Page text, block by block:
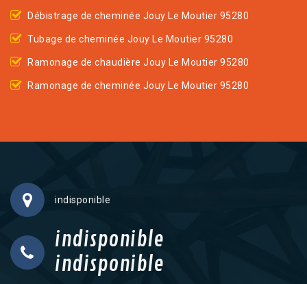
Débistrage de cheminée Jouy Le Moutier 95280
Tubage de cheminée Jouy Le Moutier 95280
Ramonage de chaudière Jouy Le Moutier 95280
Ramonage de cheminée Jouy Le Moutier 95280
indisponible
indisponible
indisponible